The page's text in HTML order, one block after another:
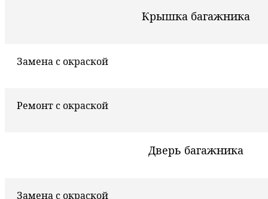
Крышка багажника
Замена с окраской
Ремонт с окраской
Дверь багажника
Замена с окраской